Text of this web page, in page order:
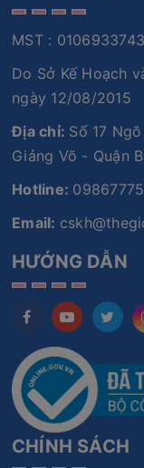
MST : 0106933743
Do Sở Kế Hoạch
ngày 12/08/2015
Địa chỉ: Số 17
Giảng Võ - Quận
Hotline:
Email:
HƯỚNG DẪN
CHÍNH SÁCH